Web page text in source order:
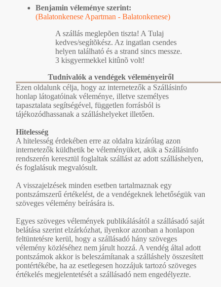
Benjamin véleménye szerint:
(Balatonkenese Apartman - Balatonkenese)
A szállás meglepõen tiszta! A Tulaj
kedves/segítõkész. Az ingatlan csendes
helyen található és a strand sincs messze.
3 kisgyermekkel kitûnõ volt!
Tudnivalók a vendégek véleményeiről
Ezen oldalunk célja, hogy az internetezők a Szállásinfo
honlap látogatóinak véleménye, illetve személyes
tapasztalata segítségével, független forrásból is
tájékozódhassanak a szálláshelyeket illetően.
Hitelesség
A hitelesség érdekében erre az oldalra kizárólag azon
internetezők küldhetik be véleményüket, akik a Szállásinfo
rendszerén keresztül foglaltak szállást az adott szálláshelyen,
és foglalásuk megvalósult.
A visszajelzések minden esetben tartalmaznak egy
pontszámszerű értékelést, de a vendégeknek lehetőségük van
szöveges vélemény beírására is.
Egyes szöveges vélemények publikálásától a szállásadó saját
belátása szerint elzárkózhat, ilyenkor azonban a honlapon
feltüntetésre kerül, hogy a szállásadó hány szöveges
vélemény közléséhez nem járult hozzá. A vendég által adott
pontszámok akkor is beleszámítanak a szálláshely összesített
pontértékébe, ha az esetlegesen hozzájuk tartozó szöveges
értékelés megjelentetését a szállásadó nem engedélyezte.